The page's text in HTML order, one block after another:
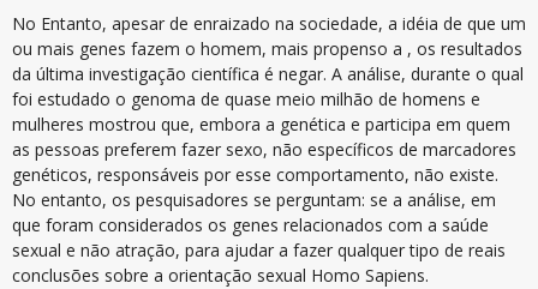
No Entanto, apesar de enraizado na sociedade, a idéia de que um
ou mais genes fazem o homem, mais propenso a , os resultados
da última investigação científica é negar. A análise, durante o qual
foi estudado o genoma de quase meio milhão de homens e
mulheres mostrou que, embora a genética e participa em quem
as pessoas preferem fazer sexo, não específicos de marcadores
genéticos, responsáveis por esse comportamento, não existe.
No entanto, os pesquisadores se perguntam: se a análise, em
que foram considerados os genes relacionados com a saúde
sexual e não atração, para ajudar a fazer qualquer tipo de reais
conclusões sobre a orientação sexual Homo Sapiens.